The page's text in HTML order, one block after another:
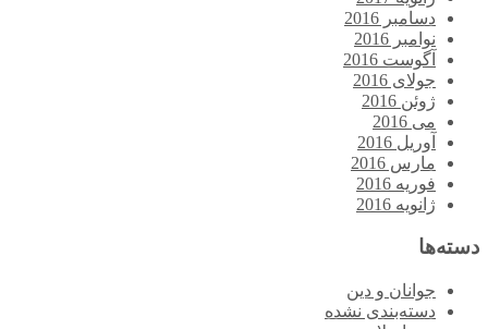
دسامبر 2016
نوامبر 2016
آگوست 2016
جولای 2016
ژوئن 2016
می 2016
آوریل 2016
مارس 2016
فوریه 2016
ژانویه 2016
دسته‌ها
جوانان و دین
دسته‌بندی نشده